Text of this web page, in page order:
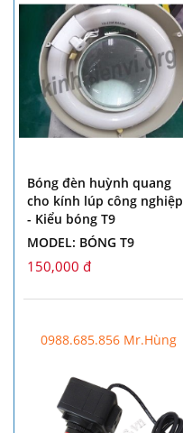
Bóng đèn huỳnh quang
cho kính lúp công nghiệp
- Kiểu bóng T9
MODEL: BÓNG T9
150,000 đ
0988.685.856 Mr.Hùng